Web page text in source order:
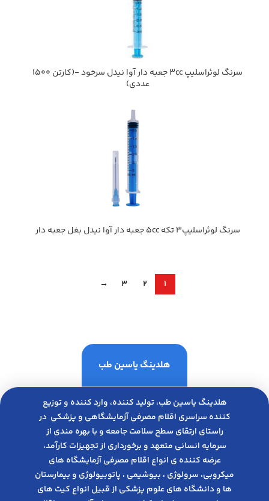
سرنگ لوئراسليپ 3cc جعبه دار آوا نيدل سرخود -(كارتن 1500
عددي)
سرنگ لوئراسليپ3 تکه 5cc جعبه دار آوا نيدل بغل جعبه دار
1
2
3
→
هلدینگ یاسین طب
هلدینگ یاسین طب، تولید کننده، وارد کننده و توزیع
کننده سراسری اقلام مصرفی آزمایشگاهی و پزشکی در
راﺳﺘﺎی ارﺗﻘﺎی ﺳﻄﺢ ﺳﻼﻣﺖ ﺟﺎﻣﻌﻪ و ﺑﺎ ﺑﻬﺮه ﻣﻨﺪی از
ﺳﺮﻣﺎﯾﻪ انسانی متعهد و ﺑﺮﺧﻮرداری از ﺗﺠﻬﯿﺰات ﮐﺎرآﻣﺪ،
عرضه کننده ی انواع اﻗﻼم مصرفی آزﻣﺎﯾﺸﮕﺎه های
میکروبی، ﺳﺮوﻟﻮژی ، ﺑﯿﻮﺷﯿﻤﯽ ، پاتوبیولوژی و بیمارستان
ها و دانشگاه های علوم پزشکی از قبیل انواع کیت های